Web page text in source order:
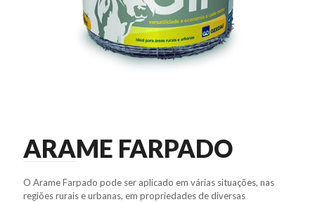
ARAME FARPADO
O Arame Farpado pode ser aplicado em várias situações, nas
regiões rurais e urbanas, em propriedades de diversas